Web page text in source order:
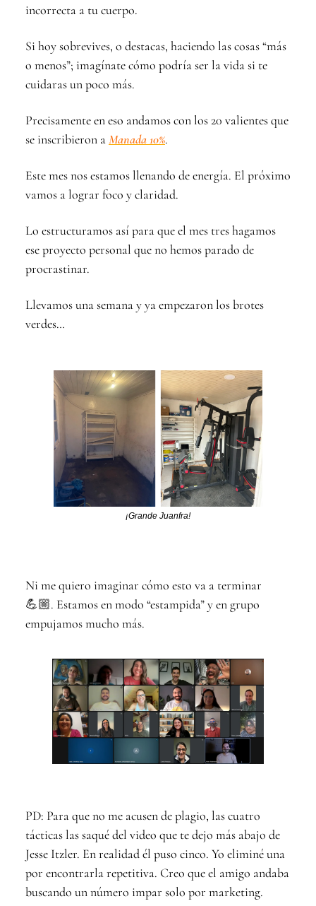
incorrecta a tu cuerpo.
Si hoy sobrevives, o destacas, haciendo las cosas “más
o menos”; imagínate cómo podría ser la vida si te
cuidaras un poco más.
Precisamente en eso andamos con los 20 valientes que
se inscribieron aManada 10%.
Este mes nos estamos llenando de energía. El próximo
vamos a lograr foco y claridad.
Lo estructuramos así para que el mes tres hagamos
ese proyecto personal que no hemos parado de
procrastinar.
Llevamos una semana y ya empezaron los brotes
verdes…
¡Grande Juanfra!
Ni me quiero imaginar cómo esto va a terminar
💪🏼. Estamos en modo “estampida” y en grupo
empujamos mucho más.
PD: Para que no me acusen de plagio, las cuatro
tácticas las saqué del video que te dejo más abajo de
Jesse Itzler. En realidad él puso cinco. Yo eliminé una
por encontrarla repetitiva. Creo que el amigo andaba
buscando un número impar solo por marketing.